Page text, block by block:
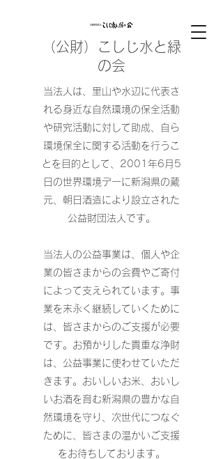
（公財）こしじ水と緑
の会
当法人は、里山や水辺に代表さ
れる身近な自然環境の保全活動
や研究活動に対して助成、自ら
環境保全に関する活動を行うこ
とを目的として、2001年6月5
日の世界環境デーに新潟県の蔵
元、朝日酒造により設立された
公益財団法人です。
当法人の公益事業は、個人や企
業の皆さまからの会費やご寄付
によって支えられています。事
業を末永く継続していくために
は、皆さまからのご支援が必要
です。お預かりした貴重な浄財
は、公益事業に使わせていただ
きます。おいしいお米、おいし
いお酒を育む新潟県の豊かな自
然環境を守り、次世代につなぐ
ために、皆さまの温かいご支援
をお待ちしております。